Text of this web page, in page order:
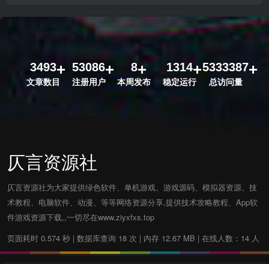
3493
文章数目
53086
注册用户
8
本周发布
1314
稳定运行
5333387
总访问量
仄言资源社
仄言资源社为大家提供绿色软件、单机游戏、游戏源码、模拟器资源、技
术教程、电脑软件、动漫、等等网络资源分享,提供技术攻略教程、App软
件游戏资源下载,,一切尽在www.ziyxfxs.top
页面耗时 0.574 秒 | 数据库查询 18 次 | 内存 12.67 MB | 在线人数：14 人